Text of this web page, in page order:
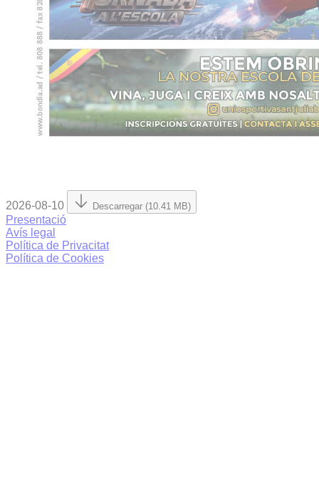
2026-08-10 Descarregar (10.41 MB)
Presentació
Avís legal
Política de Privacitat
Política de Cookies